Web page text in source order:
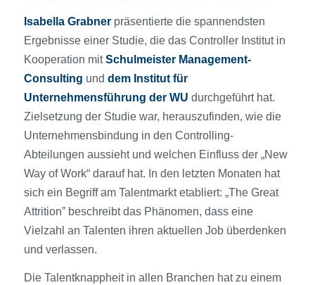
Isabella Grabnerpräsentierte die spannendsten
Ergebnisse einer Studie, die das Controller Institut in
Kooperation mitSchulmeister Management-
Consulting und dem Institut für
Unternehmensführung der WU durchgeführt hat.
Zielsetzung der Studie war, herauszufinden, wie die
Unternehmensbindung in den Controlling-
Abteilungen aussieht und welchen Einfluss der „New
Way of Work“ darauf hat. In den letzten Monaten hat
sich ein Begriff am Talentmarkt etabliert: „The Great
Attrition” beschreibt das Phänomen, dass eine
Vielzahl an Talenten ihren aktuellen Job überdenken
und verlassen.
Die Talentknappheit in allen Branchen hat zu einem